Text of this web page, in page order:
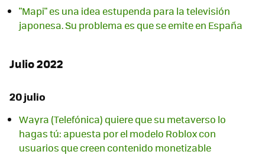
"Mapi" es una idea estupenda para la televisión
japonesa. Su problema es que se emite en España
Julio 2022
20 julio
Wayra (Telefónica) quiere que su metaverso lo
hagas tú: apuesta por el modelo Roblox con
usuarios que creen contenido monetizable